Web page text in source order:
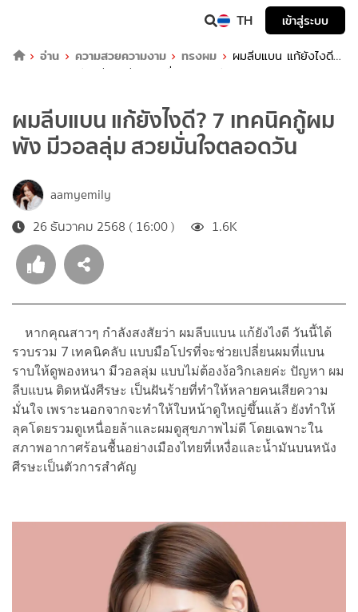
TH
เข้าสู่ระบบ
อ่าน
ความสวยความงาม ทรงผม
ผมลีบแบน แก้ยังไงดี?
7 เทคนิคกู้ผมพัง มีวอลลุ่ม สวยมั่นใจตลอดวัน
ผมลีบแบน แก้ยังไงดี? 7 เทคนิคกู้ผม
พัง มีวอลลุ่ม สวยมั่นใจตลอดวัน
aamyemily
26 ธันวาคม 2568 ( 16:00 )
1.6K
หากคุณสาวๆ กำลังสงสัยว่า ผมลีบแบน แก้ยังไงดี วันนี้ได้
รวบรวม 7 เทคนิคลับ แบบมือโปรที่จะช่วยเปลี่ยนผมที่แบน
ราบให้ดูพองหนา มีวอลลุ่ม แบบไม่ต้องง้อวิกเลยค่ะ ปัญหา ผม
ลีบแบน ติดหนังศีรษะ เป็นฝันร้ายที่ทำให้หลายคนเสียความ
มั่นใจ เพราะนอกจากจะทำให้ใบหน้าดูใหญ่ขึ้นแล้ว ยังทำให้
ลุคโดยรวมดูเหนื่อยล้าและผมดูสุขภาพไม่ดี โดยเฉพาะใน
สภาพอากาศร้อนชื้นอย่างเมืองไทยที่เหงื่อและน้ำมันบนหนัง
ศีรษะเป็นตัวการสำคัญ